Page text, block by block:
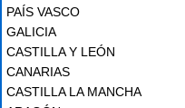
PAÍS VASCO
GALICIA
CASTILLA Y LEÓN
CANARIAS
CASTILLA LA MANCHA